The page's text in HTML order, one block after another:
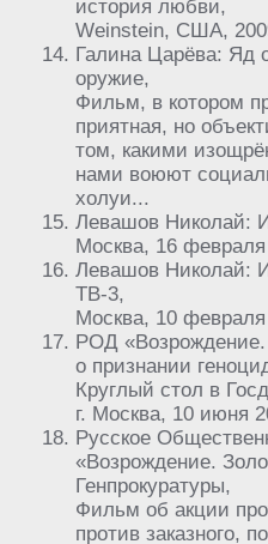
история любви,
Weinstein, США,
Галина Царёва: Яд
оружие,
Фильм, в котором
приятная, но
том, какими
нами воюют
холуи...
Левашов Николай:
Москва, 16 февраля
Левашов Николай:
ТВ-3,
Москва, 10 февраля
РОД «Возрождение.
о признании
Круглый стол в
г. Москва, 10 июня
Русское
«Возрождение.
Генпрокуратуры,
Фильм об акции
против заказного,